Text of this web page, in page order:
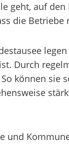
geht, auf
die
Durch
können sie
und